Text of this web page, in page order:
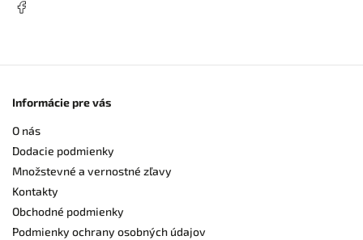
Informácie pre vás
O nás
Dodacie podmienky
Množstevné a vernostné zľavy
Kontakty
Obchodné podmienky
Podmienky ochrany osobných údajov